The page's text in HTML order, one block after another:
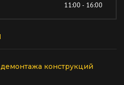
11:00 - 16:00
конструкций